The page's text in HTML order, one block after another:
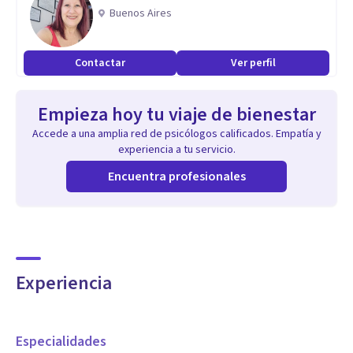
clínica con personas adultas y adolescentes.
Aptitudes
Escucho y trabajo con herramientas psicoterapéuticas en el
adolescentes.
Pongo en juego recursos prácticos, desde lo
socioemocional, lo relacional, lo lúdico y metafórico.
Atención online.
Buenos Aires
Contactar Ver perfil
Empieza hoy tu viaje de bienestar
Accede a una amplia red de psicólogos calificados. Empatía y
experiencia a tu servicio.
Encuentra profesionales
Experiencia
Especialidades